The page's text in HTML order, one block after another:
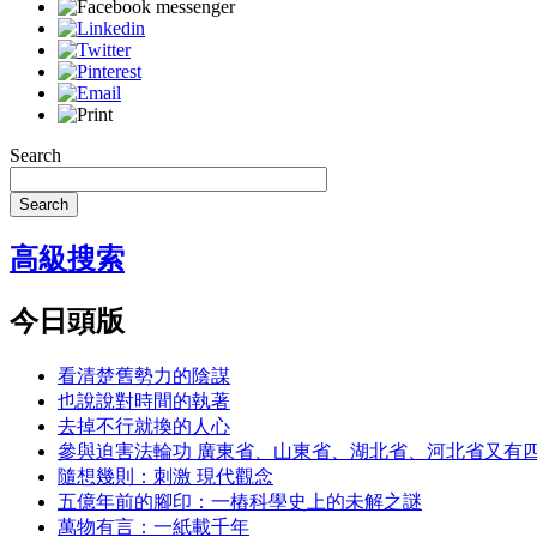
Search
Search
高級搜索
今日頭版
看清楚舊勢力的陰謀
也說說對時間的執著
去掉不行就換的人心
參與迫害法輪功 廣東省、山東省、湖北省、河北省又有
隨想幾則：刺激 現代觀念
五億年前的腳印：一樁科學史上的未解之謎
萬物有言：一紙載千年